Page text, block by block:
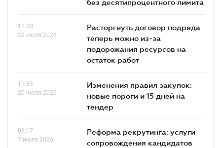
без десятипроцентного лимита
11.20
22 июля 2026
Расторгнуть договор подряда
теперь можно из-за
подорожания ресурсов на
остаток работ
11.33
20 июля 2026
Изменения правил закупок:
новые пороги и 15 дней на
тендер
09.17
7 июля 2026
Реформа рекрутинга: услуги
сопровождения кандидатов